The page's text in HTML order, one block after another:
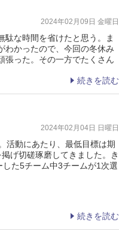
2024年02月09日 金曜日
な時間を省けたと思う。ま
わかったので、今回の冬休み
張った。その一方でたくさん
続きを読む
2024年02月04日 日曜日
活動にあたり、最低目標は期
げ切磋琢磨してきました。き
た5チーム中3チームが1次選
続きを読む